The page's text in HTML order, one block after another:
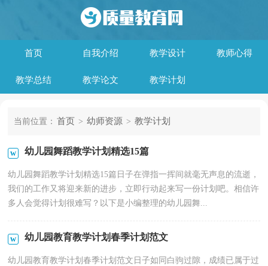
首页 自我介绍 教学设计 教师心得
教学总结 教学论文 教学计划
当前位置： 首页 > 幼师资源 > 教学计划
幼儿园舞蹈教学计划精选15篇
幼儿园舞蹈教学计划精选15篇日子在弹指一挥间就毫无声息的流逝，
我们的工作又将迎来新的进步，立即行动起来写一份计划吧。相信许
多人会觉得计划很难写？以下是小编整理的幼儿园舞...
幼儿园教育教学计划春季计划范文
幼儿园教育教学计划春季计划范文日子如同白驹过隙，成绩已属于过